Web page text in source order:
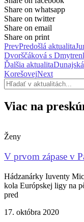
Share on whatsapp
Share on twitter
Share on email
Share on print
PrevPredošlá aktualita
Dvorščáková s
Ďalšia aktualita
KorešovejNext
Viac na
Ženy
V prvom zápase v
Hádzanárky Iuventy
kola Európskej ligy na
pred
17. októbra 2020